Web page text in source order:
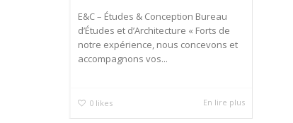
E&C – Études & Conception Bureau
d’Études et d’Architecture « Forts de
notre expérience, nous concevons et
accompagnons vos...
0 likes En lire plus